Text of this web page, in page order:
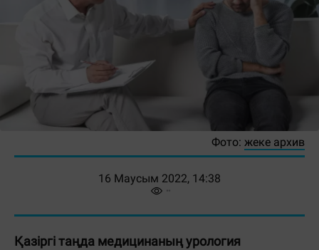
Фото: жеке архив
16 Маусым 2022, 14:38
Қазіргі таңда медицинаның урология